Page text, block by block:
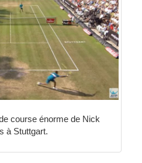
course énorme de Nick
à Stuttgart.